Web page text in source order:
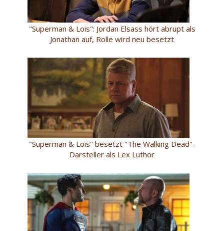
"Superman & Lois": Jordan Elsass hört abrupt als
Jonathan auf, Rolle wird neu besetzt
"Superman & Lois" besetzt "The Walking Dead"-
Darsteller als Lex Luthor